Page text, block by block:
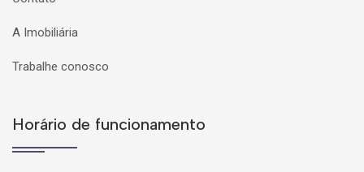
A Imobiliária
Trabalhe conosco
Horário de funcionamento